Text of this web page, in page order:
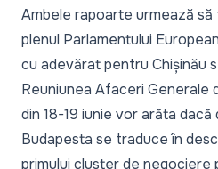
Ambele rapoarte urmează să
plenul Parlamentului
cu adevărat pentru Chișinău
Reuniunea Afaceri Generale
din 18-19 iunie vor arăta
Budapesta se traduce în
primului cluster de negociere